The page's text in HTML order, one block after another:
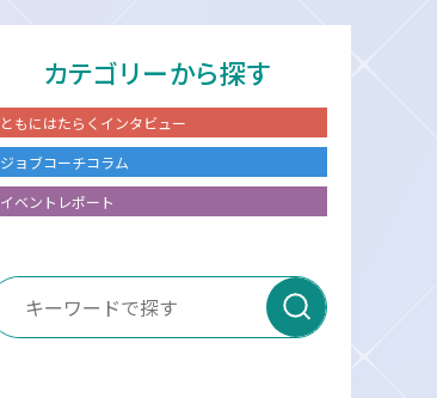
カテゴリーから探す
ともにはたらくインタビュー
ジョブコーチコラム
イベントレポート